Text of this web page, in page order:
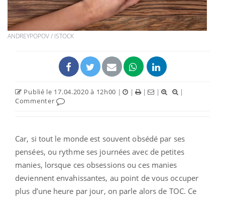
ANDREYPOPOV / ISTOCK
Publié le 17.04.2020 à 12h00 | | | |
|
Commenter
Car, si tout le monde est souvent obsédé par ses
pensées, ou rythme ses journées avec de petites
manies, lorsque ces obsessions ou ces manies
deviennent envahissantes, au point de vous occuper
plus d’une heure par jour, on parle alors de TOC. Ce